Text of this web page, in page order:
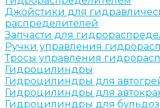
Джойстики для
распределителей
Запчасти для
Ручки управления
Тросы управления
Гидроцилиндры
Гидроцилиндры для
Гидроцилиндры для
Гидроцилиндры для